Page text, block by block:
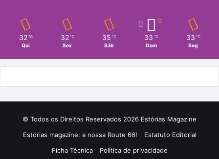
32 ℃
Qui
32 ℃
Sex
35 ℃
Sáb
33 ℃
Dom
33 ℃
Seg
© Todos os Direitos Reservados 2026 Estórias Magazine
Estórias magazine: a nossa Route 66!
Estatuto Editorial
Ficha Técnica
Política de privacidade